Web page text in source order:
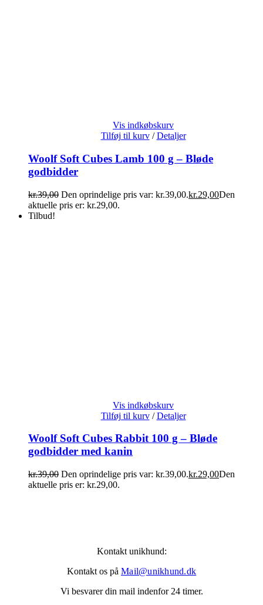
Vis indkøbskurv
Tilføj til kurv / Detaljer
Woolf Soft Cubes Lamb 100 g – Bløde
godbidder
kr.39,00 Den oprindelige pris var: kr.39,00.kr.29,00Den
aktuelle pris er: kr.29,00.
Tilbud!
Vis indkøbskurv
Tilføj til kurv / Detaljer
Woolf Soft Cubes Rabbit 100 g – Bløde
godbidder med kanin
kr.39,00 Den oprindelige pris var: kr.39,00.kr.29,00Den
aktuelle pris er: kr.29,00.
Kontakt unikhund:
Kontakt os på Mail@unikhund.dk
Vi besvarer din mail indenfor 24 timer.